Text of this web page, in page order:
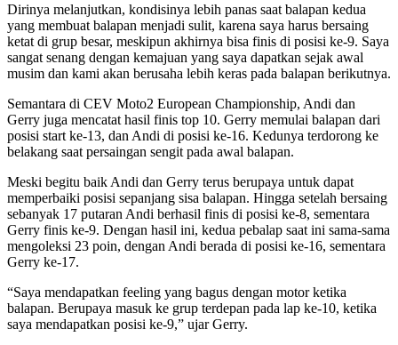
Dirinya melanjutkan, kondisinya lebih panas saat balapan kedua
yang membuat balapan menjadi sulit, karena saya harus bersaing
ketat di grup besar, meskipun akhirnya bisa finis di posisi ke-9. Saya
sangat senang dengan kemajuan yang saya dapatkan sejak awal
musim dan kami akan berusaha lebih keras pada balapan berikutnya.
Semantara di CEV Moto2 European Championship, Andi dan
Gerry juga mencatat hasil finis top 10. Gerry memulai balapan dari
posisi start ke-13, dan Andi di posisi ke-16. Kedunya terdorong ke
belakang saat persaingan sengit pada awal balapan.
Meski begitu baik Andi dan Gerry terus berupaya untuk dapat
memperbaiki posisi sepanjang sisa balapan. Hingga setelah bersaing
sebanyak 17 putaran Andi berhasil finis di posisi ke-8, sementara
Gerry finis ke-9. Dengan hasil ini, kedua pebalap saat ini sama-sama
mengoleksi 23 poin, dengan Andi berada di posisi ke-16, sementara
Gerry ke-17.
“Saya mendapatkan feeling yang bagus dengan motor ketika
balapan. Berupaya masuk ke grup terdepan pada lap ke-10, ketika
saya mendapatkan posisi ke-9,” ujar Gerry.